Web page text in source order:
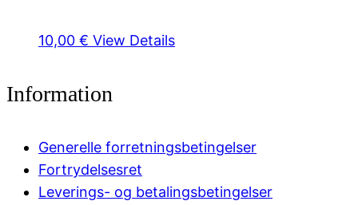
10,00 € View Details
Information
Generelle forretningsbetingelser
Fortrydelsesret
Leverings- og betalingsbetingelser